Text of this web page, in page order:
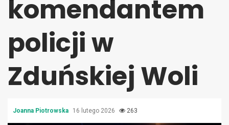
komendantem
policji w
Zduńskiej Woli
Joanna Piotrowska 16 lutego 2026 263